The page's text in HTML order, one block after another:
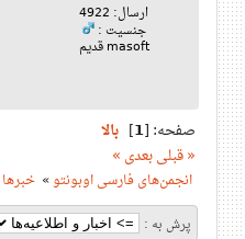
ارسال: 4922
جنسیت :
masoft قدیم
صفحه: [1
] بالا
« قبلیبعدی »
انجمن‌های فارسی اوبونتو» خبرها
پرش به :